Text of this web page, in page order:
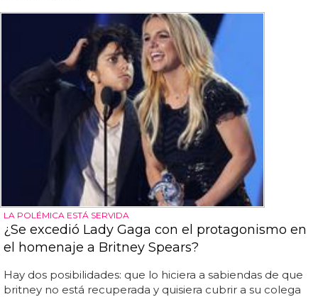
LA POLÉMICA ESTÁ SERVIDA
¿Se excedió Lady Gaga con el protagonismo en
el homenaje a Britney Spears?
Hay dos posibilidades: que lo hiciera a sabiendas de que
britney no está recuperada y quisiera cubrir a su colega